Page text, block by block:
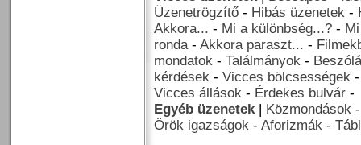
Üzenetrögzítő - Hibás üzenetek -
Akkora... - Mi a különbség...? -
ronda- Akkora paraszt... -
mondatok - Találmányok -
kérdések - Vicces bölcsességek
Vicces állások - Érdekes bulvár -
Egyéb üzenetek| Közmondások
Örök igazságok - Aforizmák -